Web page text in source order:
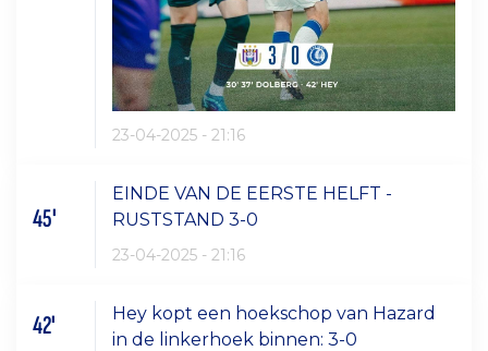
23-04-2025 - 21:16
45'
EINDE VAN DE EERSTE HELFT -
RUSTSTAND 3-0
23-04-2025 - 21:16
42'
Hey kopt een hoekschop van Hazard
in de linkerhoek binnen: 3-0